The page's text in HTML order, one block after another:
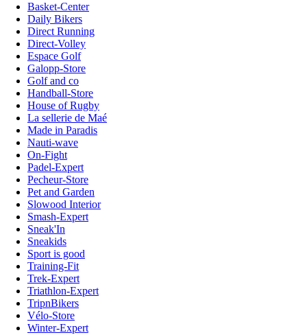
Basket-Center
Daily Bikers
Direct Running
Direct-Volley
Espace Golf
Galopp-Store
Golf and co
Handball-Store
House of Rugby
La sellerie de Maé
Made in Paradis
Nauti-wave
On-Fight
Padel-Expert
Pecheur-Store
Pet and Garden
Slowood Interior
Smash-Expert
Sneak'In
Sneakids
Sport is good
Training-Fit
Trek-Expert
Triathlon-Expert
TripnBikers
Vélo-Store
Winter-Expert